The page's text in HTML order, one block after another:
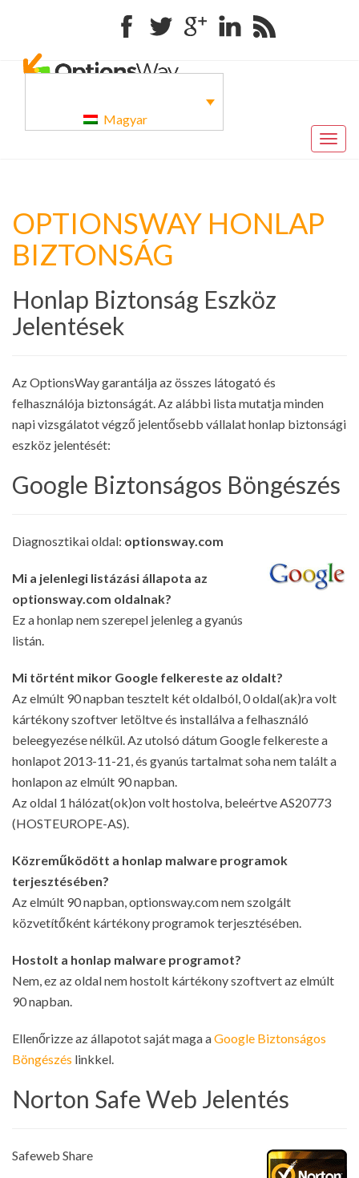
FacebookTwitterGoogle+LinkedinRSS
Magyar
OPTIONSWAY HONLAP
BIZTONSÁG
Honlap Biztonság Eszköz
Jelentések
Az OptionsWay garantálja az összes látogató és
felhasználója biztonságát. Az alábbi lista mutatja minden
napi vizsgálatot végző jelentősebb vállalat honlap biztonsági
eszköz jelentését:
Google Biztonságos Böngészés
Diagnosztikai oldal: optionsway.com
Mi a jelenlegi listázási állapota az
optionsway.com oldalnak?
Ez a honlap nem szerepel jelenleg a gyanús
listán.
Mi történt mikor Google felkereste az oldalt?
Az elmúlt 90 napban tesztelt két oldalból, 0 oldal(ak)ra volt
kártékony szoftver letöltve és installálva a felhasználó
beleegyezése nélkül. Az utolsó dátum Google felkereste a
honlapot 2013-11-21, és gyanús tartalmat soha nem talált a
honlapon az elmúlt 90 napban.
Az oldal 1 hálózat(ok)on volt hostolva, beleértve AS20773
(HOSTEUROPE-AS).
Közreműködött a honlap malware programok
terjesztésében?
Az elmúlt 90 napban, optionsway.com nem szolgált
közvetítőként kártékony programok terjesztésében.
Hostolt a honlap malware programot?
Nem, ez az oldal nem hostolt kártékony szoftvert az elmúlt
90 napban.
Ellenőrizze az állapotot saját maga aGoogle Biztonságos
Böngészés linkkel.
Norton Safe Web Jelentés
Safeweb Share